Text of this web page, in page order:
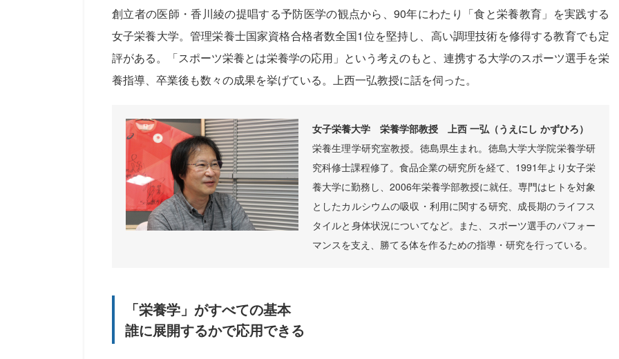
創立者の医師・香川綾の提唱する予防医学の観点から、90年にわたり「食と栄養教育」を実践する
女子栄養大学。管理栄養士国家資格合格者数全国1位を堅持し、高い調理技術を修得する教育でも定
評がある。「スポーツ栄養とは栄養学の応用」という考えのもと、連携する大学のスポーツ選手を栄
養指導、卒業後も数々の成果を挙げている。上西一弘教授に話を伺った。
女子栄養大学 栄養学部教授 上西 一弘（うえにし かずひろ）
栄養生理学研究室教授。徳島県生まれ。徳島大学大学院栄養学研
究科修士課程修了。食品企業の研究所を経て、1991年より女子栄
養大学に勤務し、2006年栄養学部教授に就任。専門はヒトを対象
としたカルシウムの吸収・利用に関する研究、成長期のライフス
タイルと身体状況についてなど。また、スポーツ選手のパフォー
マンスを支え、勝てる体を作るための指導・研究を行っている。
「栄養学」がすべての基本
誰に展開するかで応用できる